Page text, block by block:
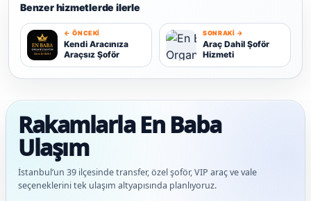
Benzer hizmetlerde ilerle
K
← ÖNCEKI
Kendi Aracınıza
Araçsız Şoför
SONRAKI →
Araç Dahil Şoför
Hizmeti
Rakamlarla En Baba
Ulaşım
İstanbul’un 39 ilçesinde transfer, özel şoför, VIP araç ve vale
seçeneklerini tek ulaşım altyapısında planlıyoruz.